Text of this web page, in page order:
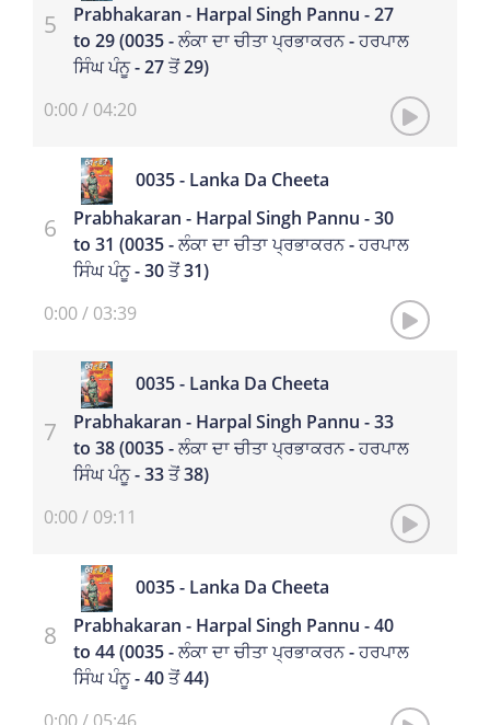
Prabhakaran - Harpal Singh Pannu - 27
to 29 (0035 - ਲੰਕਾ ਦਾ ਚੀਤਾ ਪ੍ਰਭਾਕਰਨ - ਹਰਪਾਲ
ਸਿੰਘ ਪੰਨੂ - 27 ਤੋਂ 29)
0:00/ 04:20
0035 - Lanka Da Cheeta
Prabhakaran - Harpal Singh Pannu - 30
to 31 (0035 - ਲੰਕਾ ਦਾ ਚੀਤਾ ਪ੍ਰਭਾਕਰਨ - ਹਰਪਾਲ
ਸਿੰਘ ਪੰਨੂ - 30 ਤੋਂ 31)
0:00/ 03:39
0035 - Lanka Da Cheeta
Prabhakaran - Harpal Singh Pannu - 33
to 38 (0035 - ਲੰਕਾ ਦਾ ਚੀਤਾ ਪ੍ਰਭਾਕਰਨ - ਹਰਪਾਲ
ਸਿੰਘ ਪੰਨੂ - 33 ਤੋਂ 38)
0:00/ 09:11
0035 - Lanka Da Cheeta
Prabhakaran - Harpal Singh Pannu - 40
to 44 (0035 - ਲੰਕਾ ਦਾ ਚੀਤਾ ਪ੍ਰਭਾਕਰਨ - ਹਰਪਾਲ
ਸਿੰਘ ਪੰਨੂ - 40 ਤੋਂ 44)
0:00 / 05:46